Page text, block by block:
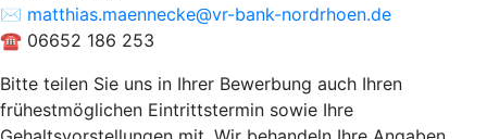
✉ matthias.maennecke@vr-bank-nordrhoen.de
☎ 06652 186 253
Bitte teilen Sie uns in Ihrer Bewerbung auch Ihren
frühestmöglichen Eintrittstermin sowie Ihre